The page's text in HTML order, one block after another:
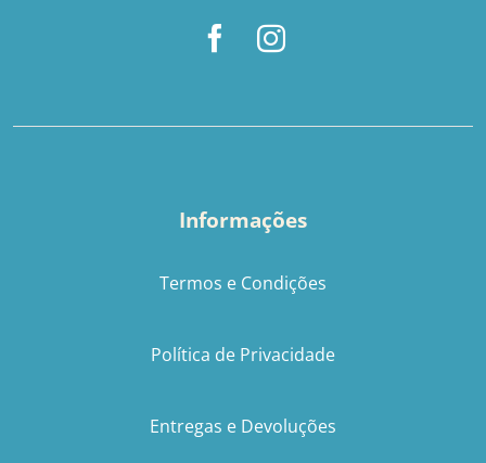
Informações
Termos e Condições
Política de Privacidade
Entregas e Devoluções